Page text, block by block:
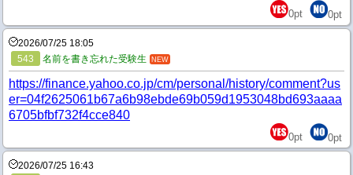
0pt 0pt
2026/07/25 18:05
543
名前を書き忘れた受験生 NEW
https://finance.yahoo.co.jp/cm/personal/history/comment?us
er=04f2625061b67a6b98ebde69b059d1953048bd693aaaa
6705bfbf732f4cce840
0pt 0pt
2026/07/25 16:43